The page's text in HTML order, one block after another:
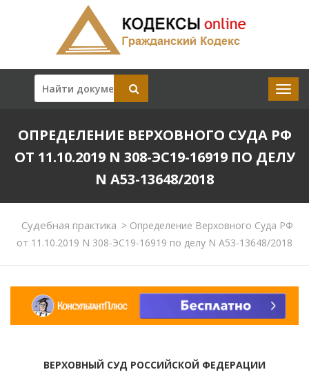
ОПРЕДЕЛЕНИЕ ВЕРХОВНОГО СУДА РФ
ОТ 11.10.2019 N 308-ЭС19-16919 ПО ДЕЛУ
N А53-13648/2018
Судебная практика >Определение Верховного Суда РФ
от 11.10.2019 N 308-ЭС19-16919 по делу N А53-13648/2018
ВЕРХОВНЫЙ СУД РОССИЙСКОЙ ФЕДЕРАЦИИ